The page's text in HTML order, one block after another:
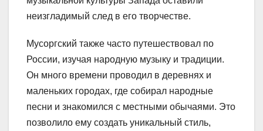
неизгладимый след в его творчестве.
Мусоргский также часто путешествовал по
России, изучая народную музыку и традиции.
Он много времени проводил в деревнях и
маленьких городах, где собирал народные
песни и знакомился с местными обычаями. Это
позволило ему создать уникальный стиль,